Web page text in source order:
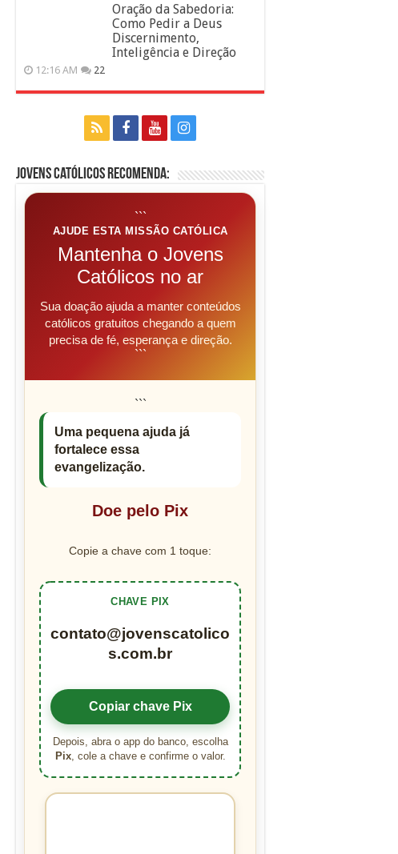
Oração da Sabedoria:
Como Pedir a Deus
Discernimento,
Inteligência e Direção
12:16 AM 22
Jovens Católicos Recomenda:
```
AJUDE ESTA MISSÃO CATÓLICA
Mantenha o Jovens
Católicos no ar
Sua doação ajuda a manter conteúdos
católicos gratuitos chegando a quem
precisa de fé, esperança e direção.
```
```
Uma pequena ajuda já
fortalece essa
evangelização.
Doe pelo Pix
Copie a chave com 1 toque:
CHAVE PIX
contato@jovenscatolico
s.com.br
Copiar chave Pix
Depois, abra o app do banco, escolha
Pix, cole a chave e confirme o valor.